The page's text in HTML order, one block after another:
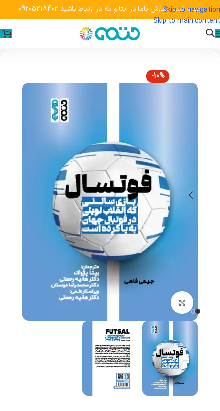
Skip to navigation
Skip to main content
جهت ثبت سفارش باما در ایتا و بله در ارتباط باشید 09205218402
-10%
برای بزرگنمایی کلیک کنید